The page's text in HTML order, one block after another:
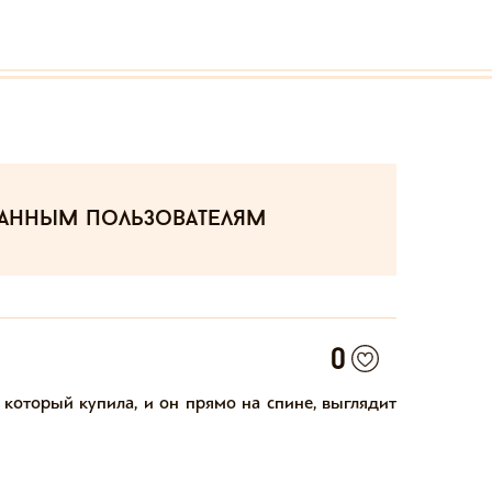
пользователям
0
купила, и он прямо на спине, выглядит